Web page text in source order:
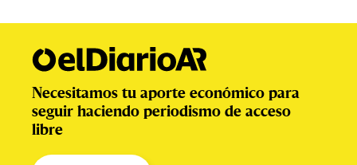
Necesitamos tu aporte económico para
seguir haciendo periodismo de acceso
libre